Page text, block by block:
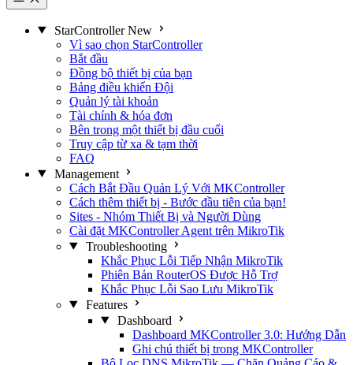
StarController New
Vì sao chọn StarController
Bắt đầu
Đồng bộ thiết bị của bạn
Bảng điều khiển Đội
Quản lý tài khoản
Tài chính & hóa đơn
Bên trong một thiết bị đầu cuối
Truy cập từ xa & tạm thời
FAQ
Management
Cách Bắt Đầu Quản Lý Với MKController
Cách thêm thiết bị - Bước đầu tiên của bạn!
Sites - Nhóm Thiết Bị và Người Dùng
Cài đặt MKController Agent trên MikroTik
Troubleshooting
Khắc Phục Lỗi Tiếp Nhận MikroTik
Phiên Bản RouterOS Được Hỗ Trợ
Khắc Phục Lỗi Sao Lưu MikroTik
Features
Dashboard
Dashboard MKController 3.0: Hướng Dẫn
Ghi chú thiết bị trong MKController